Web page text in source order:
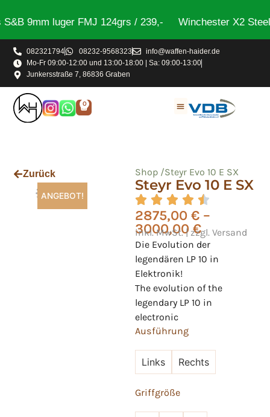
9mm luger FMJ 124grs / 239,- Winchester X2 Steel
082321794 08232-9568323
info@waffen-haider.de
Mo-Fr 09:00-12:00 und 13:00-18:00 | Sa: 09:00-13:00
Junkersstraße 7, 86836 Graben
0
Steyr Evo 10 E SX
2875,00 € –
3000,00€
inkl. MwSt. | zzgl. Versand
Die Evolution der
legendären LP 10 in
Elektronik!
The evolution of the
legendary LP 10 in
electronic
Ausführung
Links Rechts
Griffgröße
Shop /Steyr Evo 10 E SX
Zurück
ANGEBOT!